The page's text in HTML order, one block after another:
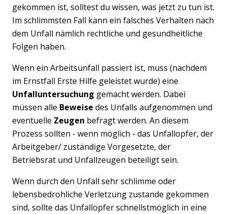
gekommen ist, solltest du wissen, was jetzt zu tun ist.
Im schlimmsten Fall kann ein falsches Verhalten nach
dem Unfall nämlich rechtliche und gesundheitliche
Folgen haben.
Wenn ein Arbeitsunfall passiert ist, muss (nachdem
im Ernstfall Erste Hilfe geleistet wurde) eine
Unfalluntersuchung gemacht werden. Dabei
müssen alle Beweise des Unfalls aufgenommen und
eventuelle Zeugen befragt werden. An diesem
Prozess sollten - wenn möglich - das Unfallopfer, der
Arbeitgeber/ zuständige Vorgesetzte, der
Betriebsrat und Unfallzeugen beteiligt sein.
Wenn durch den Unfall sehr schlimme oder
lebensbedrohliche Verletzung zustande gekommen
sind, sollte das Unfallopfer schnellstmöglich in eine